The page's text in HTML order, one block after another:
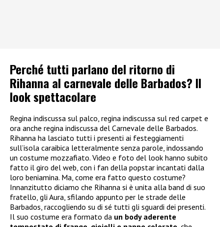
Perché tutti parlano del ritorno di
Rihanna al carnevale delle Barbados? Il
look spettacolare
Regina indiscussa sul palco, regina indiscussa sul red carpet e
ora anche regina indiscussa del Carnevale delle Barbados.
Rihanna ha lasciato tutti i presenti ai festeggiamenti
sull’isola caraibica letteralmente senza parole, indossando
un costume mozzafiato. Video e foto del look hanno subito
fatto il giro del web, con i fan della popstar incantati dalla
loro beniamina. Ma, come era fatto questo costume?
Innanzitutto diciamo che Rihanna si è unita alla band di suo
fratello, gli Aura, sfilando appunto per le strade delle
Barbados, raccogliendo su di sé tutti gli sguardi dei presenti.
Il suo costume era formato da un body aderente